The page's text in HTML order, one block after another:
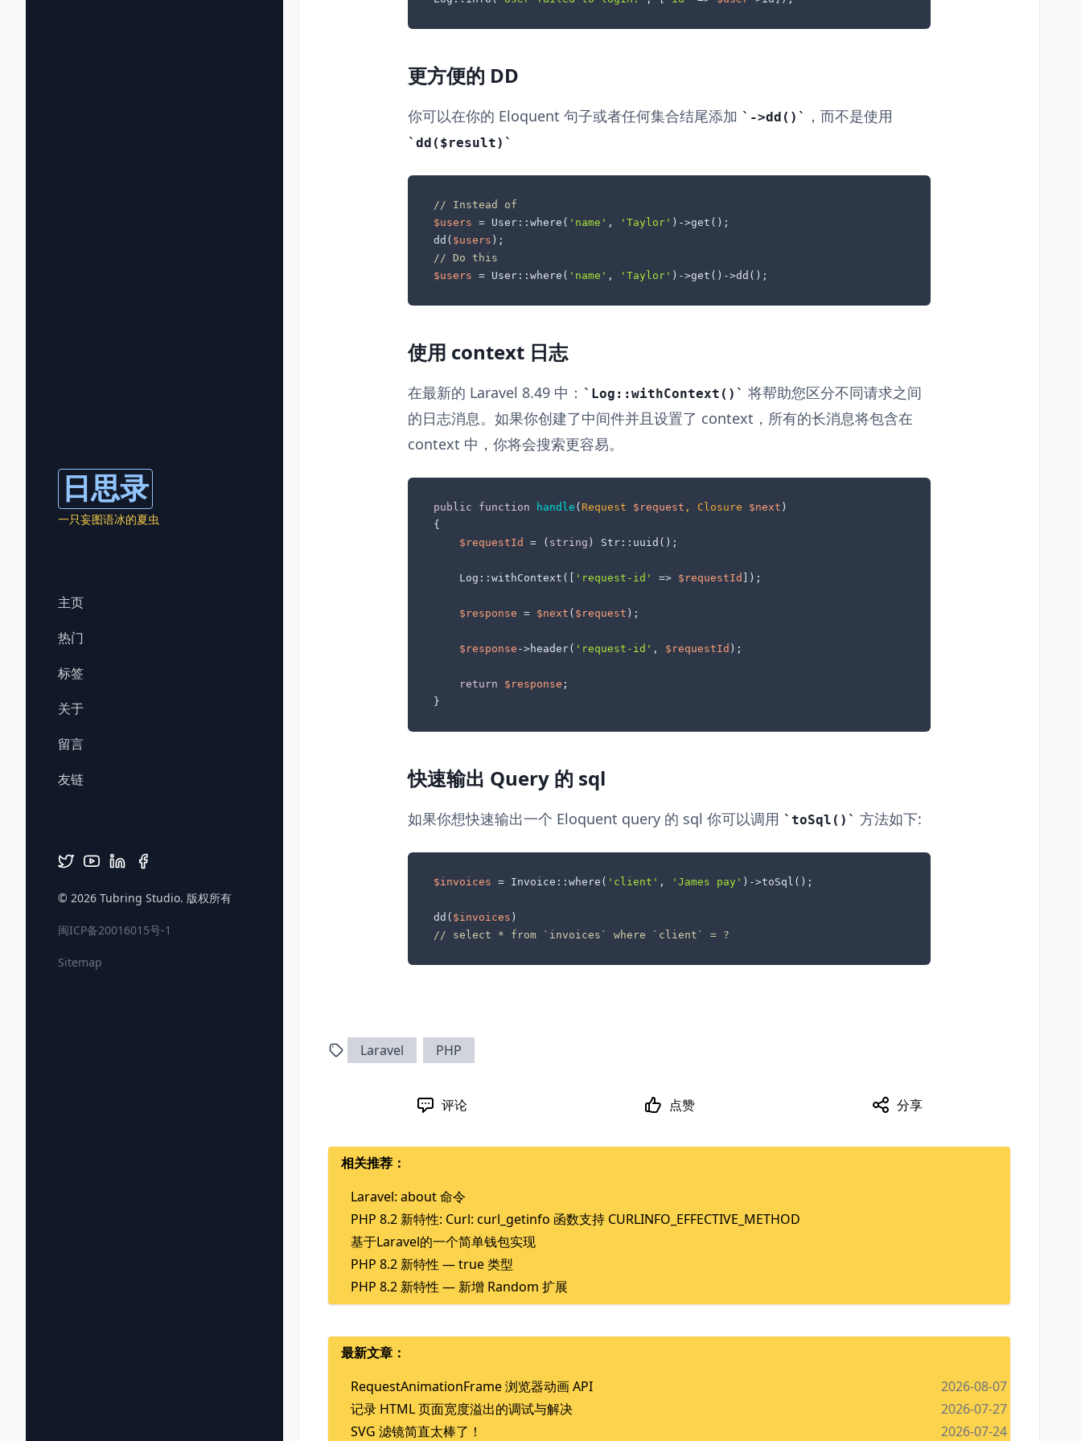
日思录
一只妄图语冰的夏虫
主页
热门
标签
关于
留言
友链
© 2026 Tubring Studio. 版权所有
闽ICP备20016015号-1
Sitemap
更方便的 DD
你可以在你的 Eloquent 句子或者任何集合结尾添加 ->dd() ，而不是使用
dd($result)
// Instead of
$users = User::where( 'name' , 'Taylor' )->get();
dd( $users
// Do this
$users = User::where( 'name' , 'Taylor' )->get()->dd();
使用 context 日志
在最新的 Laravel 8.49 中： Log::withContext()
将帮助您区分不同请求之间
的日志消息。如果你创建了中间件并且设置了 context，所有的长消息将包含在
context 中，你将会搜索更容易。
public function handle ( Request $request , Closure $next
{
$requestId
= ( string ) Str::uuid();
    Log::withContext([
'request-id' => $requestId ]);
$response = $next ( $request );
$response ->header( 'request-id' , $requestId );
return $response ;
}
快速输出 Query 的 sql
如果你想快速输出一个 Eloquent query 的 sql 你可以调用 toSql() 方法如下:
$invoices = Invoice::where( 'client' , 'James pay' )->toSql();
dd( $invoices
// select * from `invoices` where `client` = ?
Laravel PHP
评论 点赞 分享
相关推荐：
Laravel: about 命令
PHP 8.2 新特性: Curl: curl_getinfo 函数支持 CURLINFO_EFFECTIVE_METHOD
基于Laravel的一个简单钱包实现
PHP 8.2 新特性 — true 类型
PHP 8.2 新特性 — 新增 Random 扩展
最新文章：
RequestAnimationFrame 浏览器动画 API
2026-08-07
记录 HTML 页面宽度溢出的调试与解决
2026-07-27
SVG 滤镜简直太棒了！
2026-07-24